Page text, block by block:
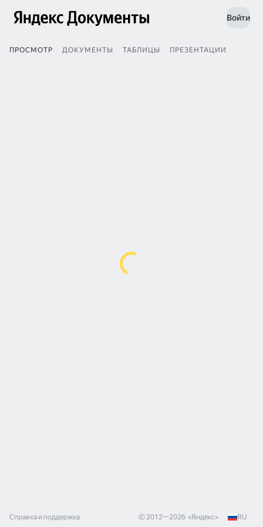
Войти
ПРОСМОТР ДОКУМЕНТЫ ТАБЛИЦЫ ПРЕЗЕНТАЦИИ
Справка и поддержка © 2012—2026 «Яндекс» RU